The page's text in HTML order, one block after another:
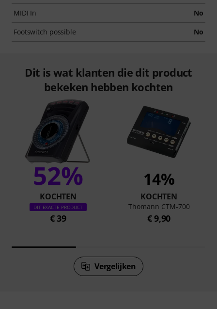
MIDI In No
Footswitch possible No
Dit is wat klanten die dit product
bekeken hebben kochten
52%
KOCHTEN
DIT EXACTE PRODUCT
€ 39
14%
KOCHTEN
Thomann CTM-700
€ 9,90
Vergelijken